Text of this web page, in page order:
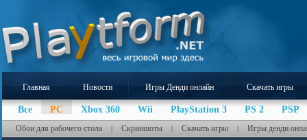
Главная Новости Игры Денди онлайн Скачать игры
Все PC Xbox 360 Wii PlayStation 3 PS 2 PSP
Обои для рабочего стола | Скриншоты | Скачать игры | Игры денди